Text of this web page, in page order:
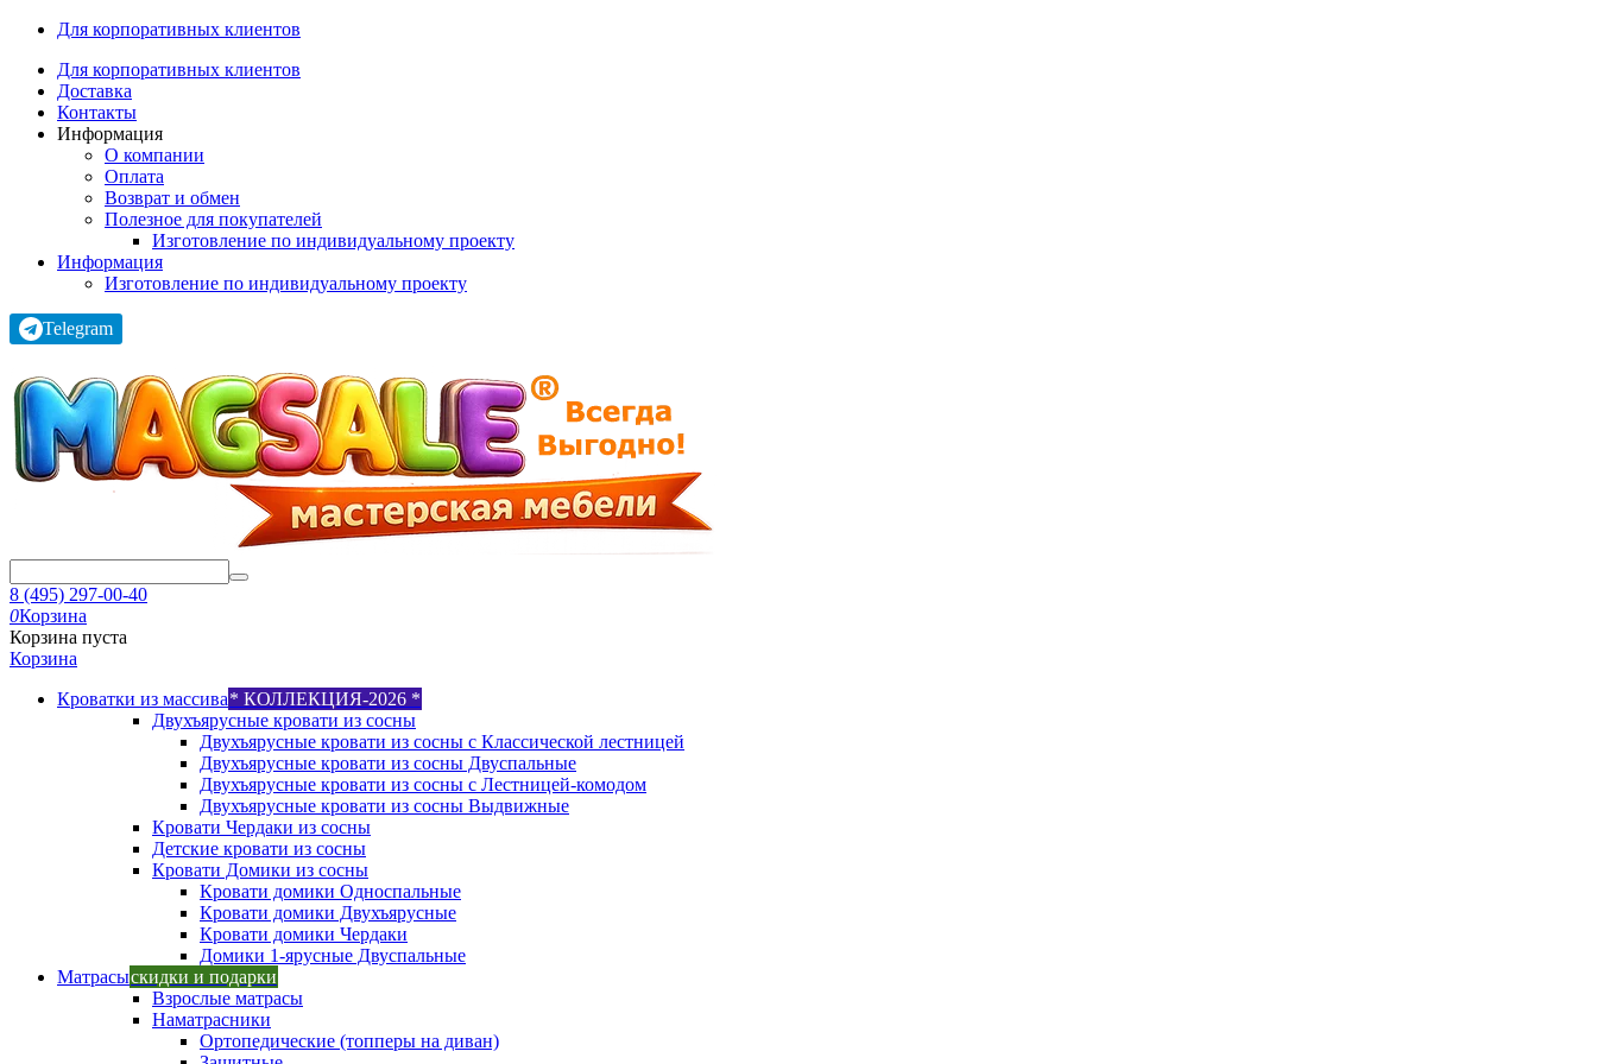
Для корпоративных клиентов
Для корпоративных клиентов
Доставка
Контакты
Информация
О компании
Оплата
Возврат и обмен
Полезное для покупателей
Изготовление по индивидуальному проекту
Информация
Изготовление по индивидуальному проекту
Telegram
8 (495) 297-00-40
0Корзина
Корзина пуста
Корзина
Кроватки из массива* КОЛЛЕКЦИЯ-2026 *
Двухъярусные кровати из сосны
Двухъярусные кровати из сосны с Классической лестницей
Двухъярусные кровати из сосны Двуспальные
Двухъярусные кровати из сосны с Лестницей-комодом
Двухъярусные кровати из сосны Выдвижные
Кровати Чердаки из сосны
Детские кровати из сосны
Кровати Домики из сосны
Кровати домики Односпальные
Кровати домики Двухъярусные
Кровати домики Чердаки
Домики 1-ярусные Двуспальные
Матрасыскидки и подарки
Взрослые матрасы
Наматрасники
Ортопедические (топперы на диван)